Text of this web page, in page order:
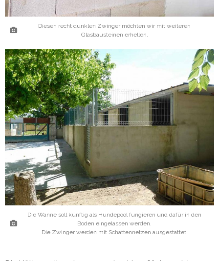
Diesen recht dunklen Zwinger möchten wir mit weiteren
Glasbausteinen erhellen.
Die Wanne soll künftig als Hundepool fungieren und dafür in den
Boden eingelassen werden.
Die Zwinger werden mit Schattennetzen ausgestattet.